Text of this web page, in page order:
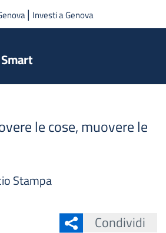
contenuto principale
| Investi a Genova
le cose, muovere le
Stampa
Condividi